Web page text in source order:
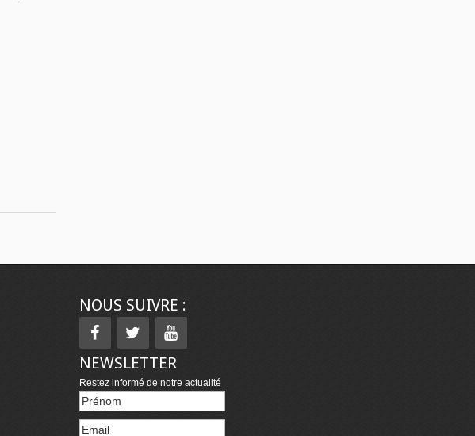
NOUS SUIVRE :
NEWSLETTER
Restez informé de notre actualité